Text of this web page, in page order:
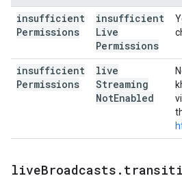
insufficient
Permissions
insufficient
Live
Permissions
insufficient
Permissions
live
Streaming
NotEnabled
liveBroadcasts .